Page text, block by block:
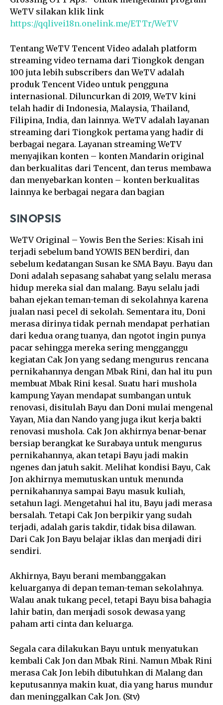
WeTV silakan klik link
https://qqlivei18n.onelink.me/ETTr/WeTV
Tentang WeTV Tencent Video adalah platform
streaming video ternama dari Tiongkok dengan
100 juta lebih subscribers dan WeTV adalah
produk Tencent Video untuk pengguna
internasional. Diluncurkan di 2019, WeTV kini
telah hadir di Indonesia, Malaysia, Thailand,
Filipina, India, dan lainnya. WeTV adalah layanan
streaming dari Tiongkok pertama yang hadir di
berbagai negara. Layanan streaming WeTV
menyajikan konten – konten Mandarin original
dan berkualitas dari Tencent, dan terus membawa
dan menyebarkan konten – konten berkualitas
lainnya ke berbagai negara dan bagian
SINOPSIS
WeTV Original – Yowis Ben the Series: Kisah ini
terjadi sebelum band YOWIS BEN berdiri, dan
sebelum kedatangan Susan ke SMA Bayu. Bayu dan
Doni adalah sepasang sahabat yang selalu merasa
hidup mereka sial dan malang. Bayu selalu jadi
bahan ejekan teman-teman di sekolahnya karena
jualan nasi pecel di sekolah. Sementara itu, Doni
merasa dirinya tidak pernah mendapat perhatian
dari kedua orang tuanya, dan ngotot ingin punya
pacar sehingga mereka sering mengganggu
kegiatan Cak Jon yang sedang mengurus rencana
pernikahannya dengan Mbak Rini, dan hal itu pun
membuat Mbak Rini kesal. Suatu hari mushola
kampung Yayan mendapat sumbangan untuk
renovasi, disitulah Bayu dan Doni mulai mengenal
Yayan, Mia dan Nando yang juga ikut kerja bakti
renovasi mushola. Cak Jon akhirnya benar-benar
bersiap berangkat ke Surabaya untuk mengurus
pernikahannya, akan tetapi Bayu jadi makin
ngenes dan jatuh sakit. Melihat kondisi Bayu, Cak
Jon akhirnya memutuskan untuk menunda
pernikahannya sampai Bayu masuk kuliah,
setahun lagi. Mengetahui hal itu, Bayu jadi merasa
bersalah. Tetapi Cak Jon berpikir yang sudah
terjadi, adalah garis takdir, tidak bisa dilawan.
Dari Cak Jon Bayu belajar iklas dan menjadi diri
sendiri.
Akhirnya, Bayu berani membanggakan
keluarganya di depan teman-teman sekolahnya.
Walau anak tukang pecel, tetapi Bayu bisa bahagia
lahir batin, dan menjadi sosok dewasa yang
paham arti cinta dan keluarga.
Segala cara dilakukan Bayu untuk menyatukan
kembali Cak Jon dan Mbak Rini. Namun Mbak Rini
merasa Cak Jon lebih dibutuhkan di Malang dan
keputusannya makin kuat, dia yang harus mundur
dan meninggalkan Cak Jon. (Stv)